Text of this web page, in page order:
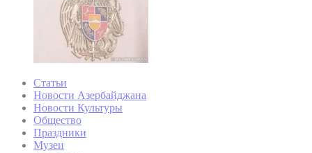
Статьи
Новости Азербайджана
Новости Культуры
Общество
Праздники
Музеи